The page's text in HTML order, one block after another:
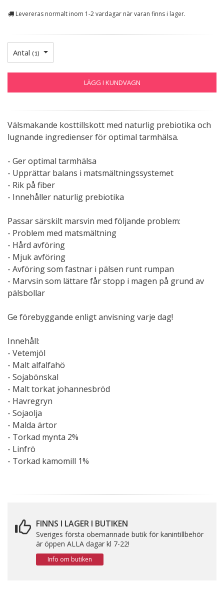
Levereras normalt inom 1-2 vardagar när varan finns i lager.
Antal (1)
LÄGG I KUNDVAGN
Välsmakande kosttillskott med naturlig prebiotika och
lugnande ingredienser för optimal tarmhälsa.
- Ger optimal tarmhälsa
- Upprättar balans i matsmältningssystemet
- Rik på fiber
- Innehåller naturlig prebiotika
Passar särskilt marsvin med följande problem:
- Problem med matsmältning
- Hård avföring
- Mjuk avföring
- Avföring som fastnar i pälsen runt rumpan
- Marvsin som lättare får stopp i magen på grund av
pälsbollar
Ge förebyggande enligt anvisning varje dag!
Innehåll:
- Vetemjöl
- Malt alfalfahö
- Sojabönskal
- Malt torkat johannesbröd
- Havregryn
- Sojaolja
- Malda ärtor
- Torkad mynta 2%
- Linfrö
- Torkad kamomill 1%
FINNS I LAGER I BUTIKEN
Sveriges första obemannade butik för kanintillbehör
är öppen ALLA dagar kl 7-22!
Info om butiken